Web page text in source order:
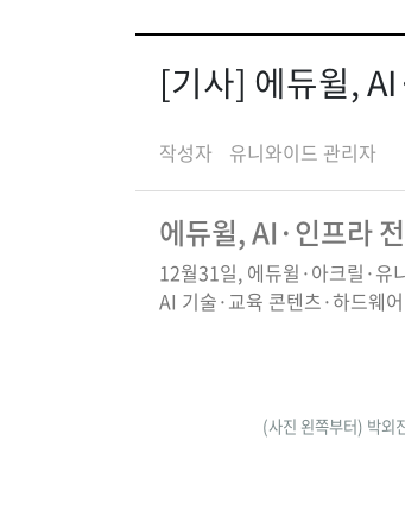
[기사] 에듀윌,
작성자 유니와이드 관리자
에듀윌, AI·인프라
12월31일, 에듀윌·아크릴·유
AI 기술·교육 콘텐츠·하드웨
(사진 왼쪽부터) 박외